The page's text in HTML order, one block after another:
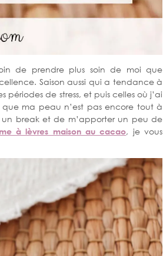
de prendre plus soin de moi que
Saison aussi qui a tendance à
de stress, et puis celles où j’ai
ma peau n’est pas encore tout à
break et de m’apporter un peu de
à lèvres maison au cacao, je vous